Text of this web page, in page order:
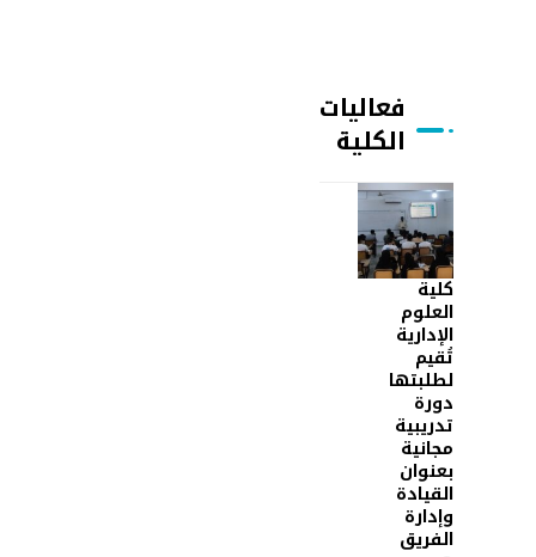
فعاليات
الكلية
كلية
العلوم
الإدارية
تُقيم
لطلبتها
دورة
تدريبية
مجانية
بعنوان
القيادة
وإدارة
الفريق